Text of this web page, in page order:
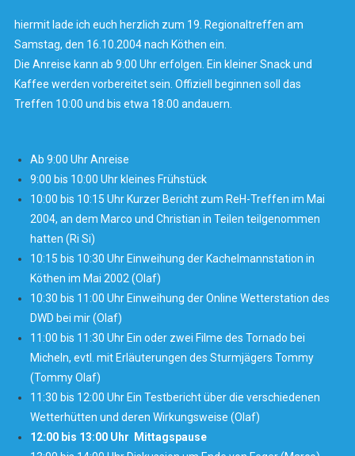
hiermit lade ich euch herzlich zum 19. Regionaltreffen am
Samstag, den 16.10.2004 nach Köthen ein.
Die Anreise kann ab 9:00 Uhr erfolgen. Ein kleiner Snack und
Kaffee werden vorbereitet sein. Offiziell beginnen soll das
Treffen 10:00 und bis etwa 18:00 andauern.
Ab 9:00 Uhr Anreise
9:00 bis 10:00 Uhr kleines Frühstück
10:00 bis 10:15 Uhr Kurzer Bericht zum ReH-Treffen im Mai
2004, an dem Marco und Christian in Teilen teilgenommen
hatten (Ri Si)
10:15 bis 10:30 Uhr Einweihung der Kachelmannstation in
Köthen im Mai 2002 (Olaf)
10:30 bis 11:00 Uhr Einweihung der Online Wetterstation des
DWD bei mir (Olaf)
11:00 bis 11:30 Uhr Ein oder zwei Filme des Tornado bei
Micheln, evtl. mit Erläuterungen des Sturmjägers Tommy
(Tommy Olaf)
11:30 bis 12:00 Uhr Ein Testbericht über die verschiedenen
Wetterhütten und deren Wirkungsweise (Olaf)
12:00 bis 13:00 Uhr Mittagspause